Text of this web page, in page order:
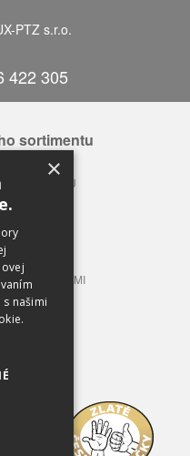
PTZ s.r.o.
422 305
sortimentu
KONTAJNERMI
×
našimi